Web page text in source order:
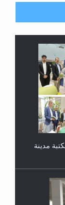
مدينة